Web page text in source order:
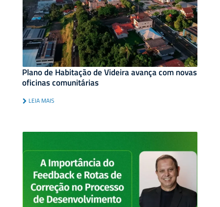
Plano de Habitação de Videira avança com novas
oficinas comunitárias
LEIA MAIS